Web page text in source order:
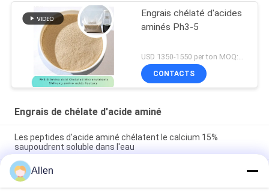
Engrais chélaté d'acides
aminés Ph3-5
USD 1350-1550 per ton MOQ:1 tonne métrique
CONTACTS
Engrais de chélate d'acide aminé
Les peptides d'acide aminé chélatent le calcium 15%
saupoudrent soluble dans l'eau
Engrais liquide organique de bore de magnésium de calcium
de chélate d'acide aminé pour des plantes cultivées
d'Agricutural
Allen